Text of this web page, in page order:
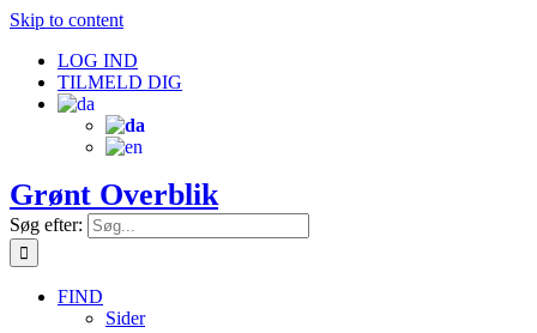
Skip to content
LOG IND
TILMELD DIG
Grønt Overblik
Søg efter:
FIND
Sider